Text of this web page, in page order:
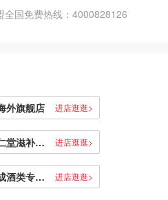
全国免费热线：4000828126
外旗舰店 进店逛逛>
北京同仁堂滋补养生旗舰店 进店逛逛>
如意佳成酒类专营店 进店逛逛>